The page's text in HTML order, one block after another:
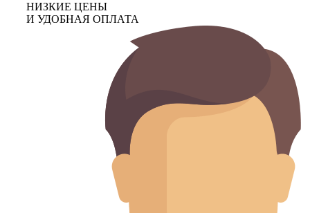
НИЗКИЕ ЦЕНЫ
И УДОБНАЯ ОПЛАТА